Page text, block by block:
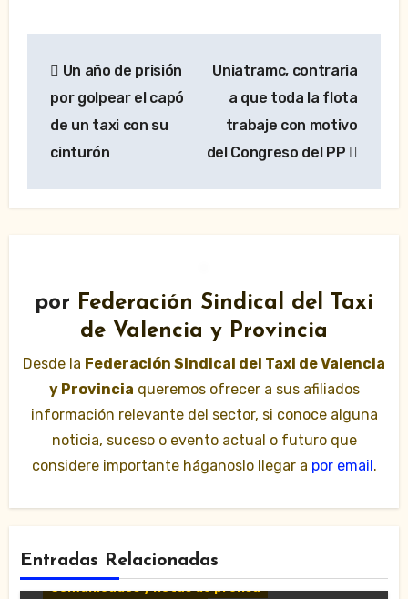
de
entradas
Un año de prisión
por golpear el capó
de un taxi con su
cinturón
Uniatramc, contraria
a que toda la flota
trabaje con motivo
del Congreso del PP
por Federación Sindical del Taxi
de Valencia y Provincia
Desde la Federación Sindical del Taxi de Valencia
y Provincia queremos ofrecer a sus afiliados
información relevante del sector, si conoce alguna
noticia, suceso o evento actual o futuro que
considere importante háganoslo llegar a por email .
Entradas Relacionadas
Comunicados y notas de prensa